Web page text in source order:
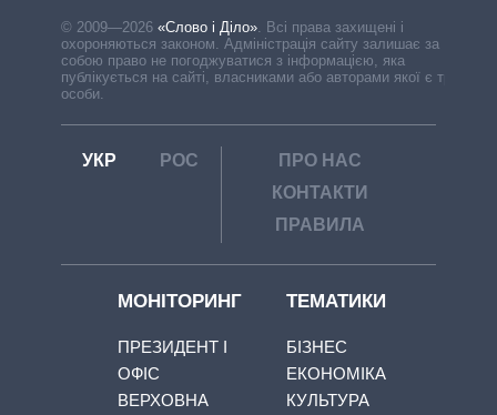
© 2009—2026 «Слово і Діло». Всі права захищені і
охороняються законом. Адміністрація сайту залишає за
собою право не погоджуватися з інформацією, яка
публікується на сайті, власниками або авторами якої є треті
особи.
УКР РОС
ПРО НАС
КОНТАКТИ
ПРАВИЛА
МОНІТОРИНГ
ПРЕЗИДЕНТ І
ОФІС
ВЕРХОВНА
ТЕМАТИКИ
БІЗНЕС
ЕКОНОМІКА
КУЛЬТУРА